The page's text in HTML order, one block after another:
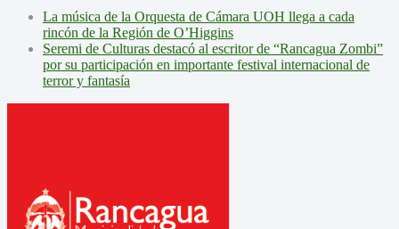
La música de la Orquesta de Cámara UOH llega a cada
rincón de la Región de O’Higgins
Seremi de Culturas destacó al escritor de “Rancagua Zombi”
por su participación en importante festival internacional de
terror y fantasía